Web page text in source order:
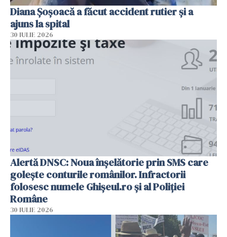
Diana Șoșoacă a făcut accident rutier și a
ajuns la spital
30 IULIE 2026
Alertă DNSC: Noua înșelătorie prin SMS care
golește conturile românilor. Infractorii
folosesc numele Ghișeul.ro și al Poliției
Române
30 IULIE 2026